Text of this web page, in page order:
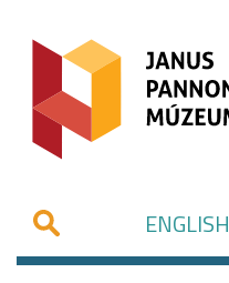
ENGLISH